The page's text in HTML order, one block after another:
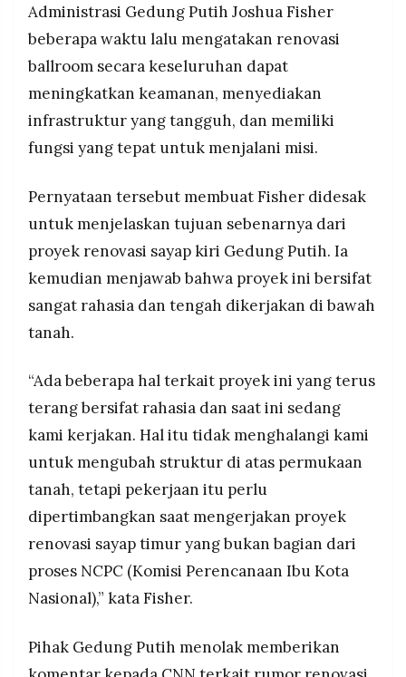
Administrasi Gedung Putih Joshua Fisher
beberapa waktu lalu mengatakan renovasi
ballroom secara keseluruhan dapat
meningkatkan keamanan, menyediakan
infrastruktur yang tangguh, dan memiliki
fungsi yang tepat untuk menjalani misi.
Pernyataan tersebut membuat Fisher didesak
untuk menjelaskan tujuan sebenarnya dari
proyek renovasi sayap kiri Gedung Putih. Ia
kemudian menjawab bahwa proyek ini bersifat
sangat rahasia dan tengah dikerjakan di bawah
tanah.
“Ada beberapa hal terkait proyek ini yang terus
terang bersifat rahasia dan saat ini sedang
kami kerjakan. Hal itu tidak menghalangi kami
untuk mengubah struktur di atas permukaan
tanah, tetapi pekerjaan itu perlu
dipertimbangkan saat mengerjakan proyek
renovasi sayap timur yang bukan bagian dari
proses NCPC (Komisi Perencanaan Ibu Kota
Nasional),” kata Fisher.
Pihak Gedung Putih menolak memberikan